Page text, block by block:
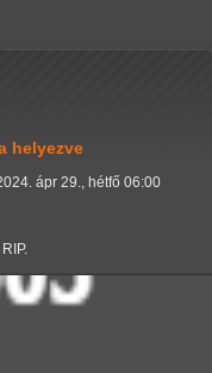
helyezve
ápr 29., hétfő 06:00